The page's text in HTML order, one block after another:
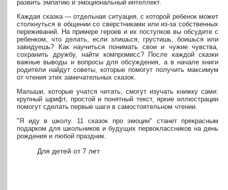
развить эмпатию и эмоциональный интеллект.
Каждая сказка — отдельная ситуация, с которой ребенок может
столкнуться в общении со сверстниками или из-за собственных
переживаний. На примере героев и их поступков вы обсудите с
ребенком, что делать, если злишься, грустишь, боишься или
завидуешь? Как научиться понимать свои и чужие чувства,
сохранить дружбу, найти компромисс? После каждой сказки
важные выводы и вопросы для обсуждения, а в начале книги
родители найдут советы, которые помогут получить максимум
от чтения этих замечательных сказок.
Малыши, которые учатся читать, смогут изучать книжку сами:
крупный шрифт, простой и понятный текст, яркие иллюстрации
помогут сделать первые шаги в самостоятельном чтении.
"Я иду в школу. 11 сказок про эмоции" станет прекрасным
подарком для школьников и будущих первоклассников на день
рождения и любой праздник.
Для детей от 7 лет